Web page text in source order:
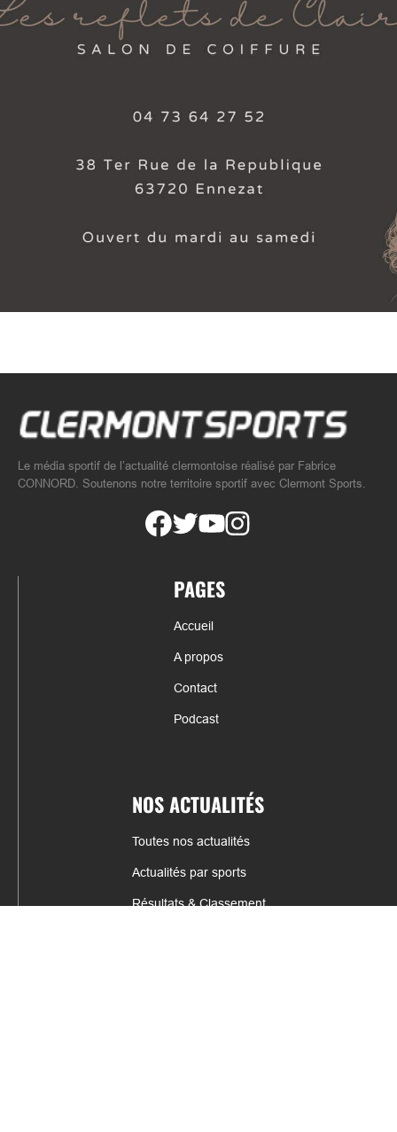
Le média sportif de l’actualité clermontoise réalisé par Fabrice
CONNORD. Soutenons notre territoire sportif avec Clermont Sports.
PAGES
Accueil
A propos
Contact
Podcast
NOS ACTUALITÉS
Toutes nos actualités
Actualités par sports
Résultats & Classement